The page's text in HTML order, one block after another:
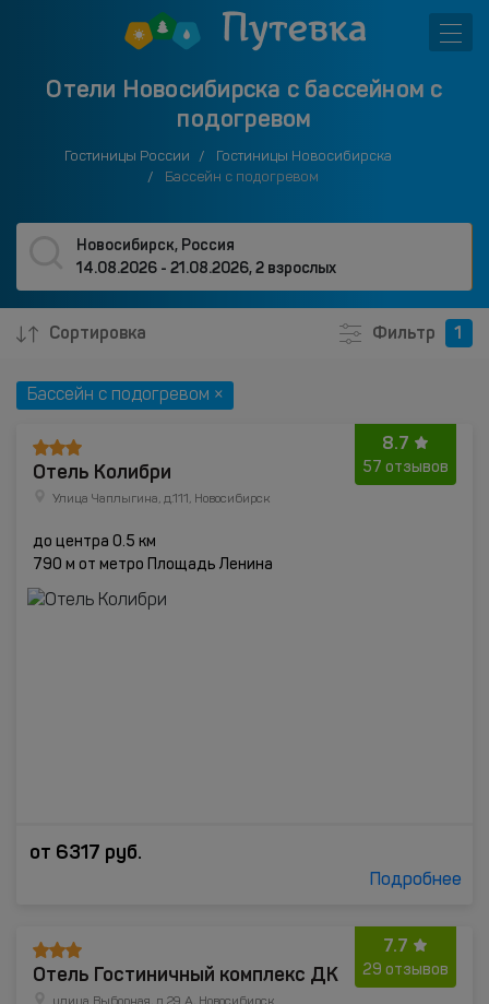
Отели Новосибирска с бассейном с
подогревом
Гостиницы России
Гостиницы Новосибирска
Бассейн с подогревом
Новосибирск, Россия
14.08.2026 - 21.08.2026,2 взрослых
Сортировка Фильтр 1
Бассейн с подогревом ×
8.7
57 отзывов
Отель Колибри
Улица Чаплыгина, д.111, Новосибирск
до центра 0.5 км
790 м от метро Площадь Ленина
от 6317 руб.
Подробнее
7.7
29 отзывов
Отель Гостиничный комплекс ДК